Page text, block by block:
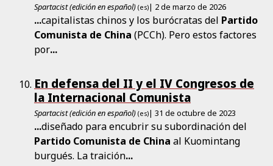
Spartacist (edición en español) (es)| 2 de marzo de 2026
...capitalistas chinos y los burócratas del Partido
Comunista de China (PCCh). Pero estos factores
por...
En defensa del II y el IV Congresos de
la Internacional Comunista
Spartacist (edición en español) (es)| 31 de octubre de 2023
...diseñado para encubrir su subordinación del
Partido Comunista de China al Kuomintang
burgués. La traición...